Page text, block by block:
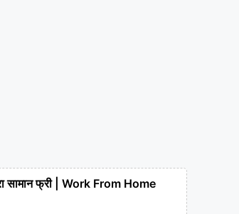
सामान फ्री | Work From Home